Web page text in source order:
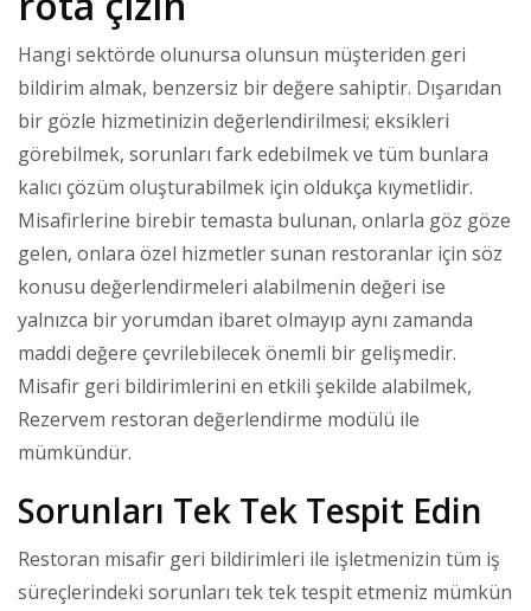
Hangi sektörde olunursa olunsun müşteriden geri
bildirim almak, benzersiz bir değere sahiptir. Dışarıdan
bir gözle hizmetinizin değerlendirilmesi; eksikleri
görebilmek, sorunları fark edebilmek ve tüm bunlara
kalıcı çözüm oluşturabilmek için oldukça kıymetlidir.
Misafirlerine birebir temasta bulunan, onlarla göz göze
gelen, onlara özel hizmetler sunan restoranlar için söz
konusu değerlendirmeleri alabilmenin değeri ise
yalnızca bir yorumdan ibaret olmayıp aynı zamanda
maddi değere çevrilebilecek önemli bir gelişmedir.
Misafir geri bildirimlerini en etkili şekilde alabilmek,
Rezervem restoran değerlendirme modülü ile
mümkündür.
Sorunları Tek Tek Tespit Edin
Restoran misafir geri bildirimleri ile işletmenizin tüm iş
süreçlerindeki sorunları tek tek tespit etmeniz mümkün